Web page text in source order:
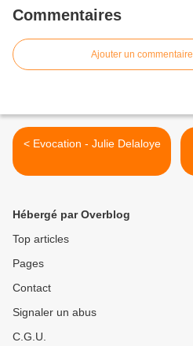
Commentaires
Ajouter un commentaire
< Evocation - Julie Delaloye
Hébergé par Overblog
Top articles
Pages
Contact
Signaler un abus
C.G.U.